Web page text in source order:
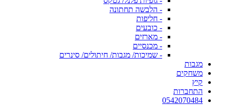
- הלבשה תחתונה
- חליפות
- כובעים
- מארזים
- מכנסיים
- שמיכות/ מגבות/ חיתולים/ סינרים
מגבות
משחקים
קיץ
התחברות
0542070484